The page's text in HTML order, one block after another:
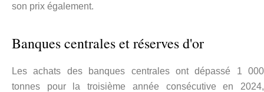
son prix également.
Banques centrales et réserves d'or
Les achats des banques centrales ont dépassé 1 000
tonnes pour la troisième année consécutive en 2024,